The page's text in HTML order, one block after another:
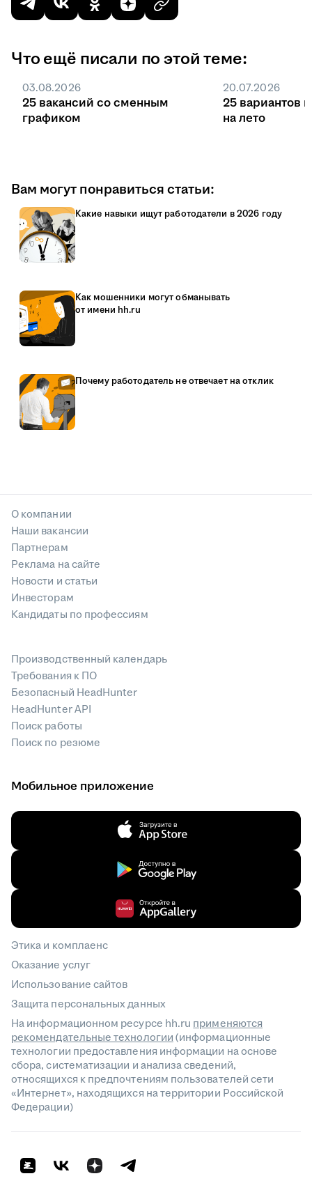
Что ещё писали по этой теме:
03.08.2026
25 вакансий со сменным
графиком
20.07.2026
25 вариантов
на лето
Вам могут понравиться статьи:
Какие навыки ищут работодатели в 2026 году
Как мошенники могут обманывать
от имени hh.ru
Почему работодатель не отвечает на отклик
О компании
Наши вакансии
Партнерам
Реклама на сайте
Новости и статьи
Инвесторам
Кандидаты по профессиям
Производственный календарь
Требования к ПО
Безопасный HeadHunter
HeadHunter API
Поиск работы
Поиск по резюме
Мобильное приложение
Этика и комплаенс
Оказание услуг
Использование сайтов
Защита персональных данных
На информационном ресурсе hh.ru применяются
рекомендательные технологии(информационные
технологии предоставления информации на основе
сбора, систематизации и анализа сведений,
относящихся к предпочтениям пользователей сети
«Интернет», находящихся на территории Российской
Федерации)